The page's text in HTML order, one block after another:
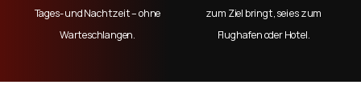
Tages- und Nachtzeit – ohne
Warteschlangen.
zum Ziel bringt, sei es zum
Flughafen oder Hotel.